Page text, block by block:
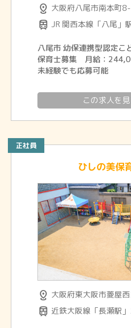
distance 大阪府八尾市南本町
train JR 関西本線「八尾」
八尾市 幼保連携型認定こ
保育士募集 月給：
未経験でも応募可能
この求人を
正社員
ひしの美保
distance 大阪府東大阪市菱屋
train 近鉄大阪線「長瀬駅